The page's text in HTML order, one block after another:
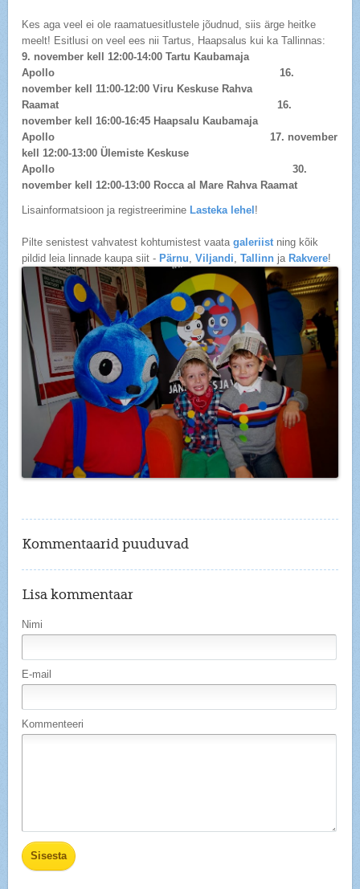
Kes aga veel ei ole raamatuesitlustele jõudnud, siis ärge heitke
meelt! Esitlusi on veel ees nii Tartus, Haapsalus kui ka Tallinnas:
9. november kell 12:00-14:00 Tartu Kaubamaja
Apollo 16.
november kell 11:00-12:00 Viru Keskuse Rahva
Raamat 16.
november kell 16:00-16:45 Haapsalu Kaubamaja
Apollo 17. november
kell 12:00-13:00 Ülemiste Keskuse
Apollo 30.
november kell 12:00-13:00 Rocca al Mare Rahva Raamat
Lisainformatsioon ja registreerimine Lasteka lehel !
Pilte senistest vahvatest kohtumistest vaatagaleriistning kõik
pildid leia linnade kaupa siit - Pärnu,Viljandi,Tallinn ja Rakvere!
Kommentaarid puuduvad
Lisa kommentaar
Nimi
E-mail
Kommenteeri